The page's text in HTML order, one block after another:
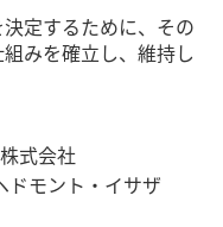
定するために、その
みを確立し、維持し
式会社
モント・イサザ